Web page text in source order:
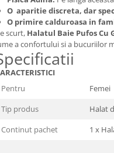
O aparitie discreta, dar
O primire calduroasa in
scurt, Halatul Baie Pufos Cu
a confortului si a bucuriilor
Pentru
Femei
Tip produs
Halat
Continut pachet
1 x